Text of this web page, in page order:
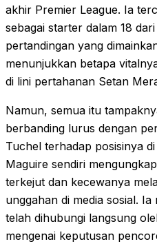
akhir Premier League. Ia
sebagai starter dalam 18
pertandingan yang
menunjukkan betapa
di lini pertahanan Setan
Namun, semua itu
berbanding lurus dengan
Tuchel terhadap posisinya di
Maguire sendiri
terkejut dan kecewanya
unggahan di media sosial. Ia
telah dihubungi langsung
mengenai keputusan